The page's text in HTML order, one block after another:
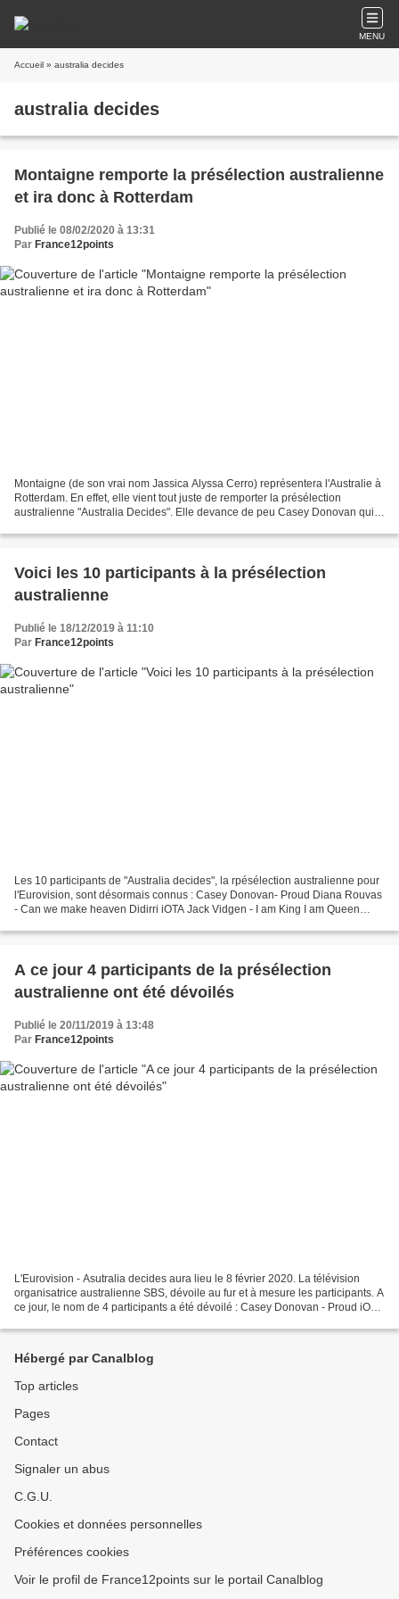
MENU
Accueil » australia decides
australia decides
Montaigne remporte la présélection australienne
et ira donc à Rotterdam
Publié le 08/02/2020 à 13:31
Par France12points
Montaigne (de son vrai nom Jassica Alyssa Cerro) représentera l'Australie à
Rotterdam. En effet, elle vient tout juste de remporter la présélection
australienne "Australia Decides". Elle devance de peu Casey Donovan qui a
Voici les 10 participants à la présélection
australienne
Publié le 18/12/2019 à 11:10
Par France12points
Les 10 participants de "Australia decides", la rpésélection australienne pour
l'Eurovision, sont désormais connus : Casey Donovan- Proud Diana Rouvas
- Can we make heaven Didirri iOTA Jack Vidgen - I am King I am Queen
A ce jour 4 participants de la présélection
australienne ont été dévoilés
Publié le 20/11/2019 à 13:48
Par France12points
L'Eurovision - Asutralia decides aura lieu le 8 février 2020. La télévision
organisatrice australienne SBS, dévoile au fur et à mesure les participants. A
ce jour, le nom de 4 participants a été dévoilé : Casey Donovan - Proud iOTA
Hébergé par Canalblog
Top articles
Pages
Contact
Signaler un abus
C.G.U.
Cookies et données personnelles
Préférences cookies
Voir le profil de France12points sur le portail Canalblog